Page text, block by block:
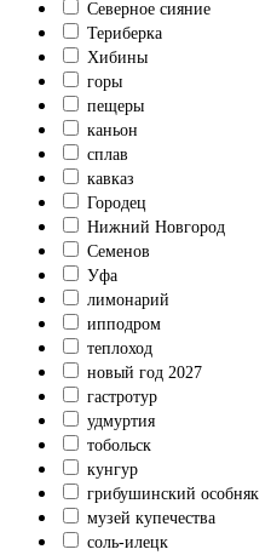
Северное сияние
Териберка
Хибины
горы
пещеры
каньон
сплав
кавказ
Городец
Нижний Новгород
Семенов
Уфа
лимонарий
ипподром
теплоход
новый год 2027
гастротур
удмуртия
тобольск
кунгур
грибушинский особняк
музей купечества
соль-илецк